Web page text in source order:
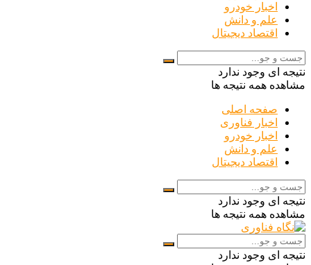
اخبار خودرو
علم و دانش
اقتصاد دیجیتال
نتیجه ای وجود ندارد
مشاهده همه نتیجه ها
صفحه اصلی
اخبار فناوری
اخبار خودرو
علم و دانش
اقتصاد دیجیتال
نتیجه ای وجود ندارد
مشاهده همه نتیجه ها
نتیجه ای وجود ندارد